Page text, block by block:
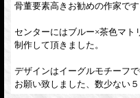
骨董要素高きお勧めの作家で
センターにはブルー×茶色マ
制作して頂きました。
デザインはイーグルモチーフ
お願い致しました、数少ない